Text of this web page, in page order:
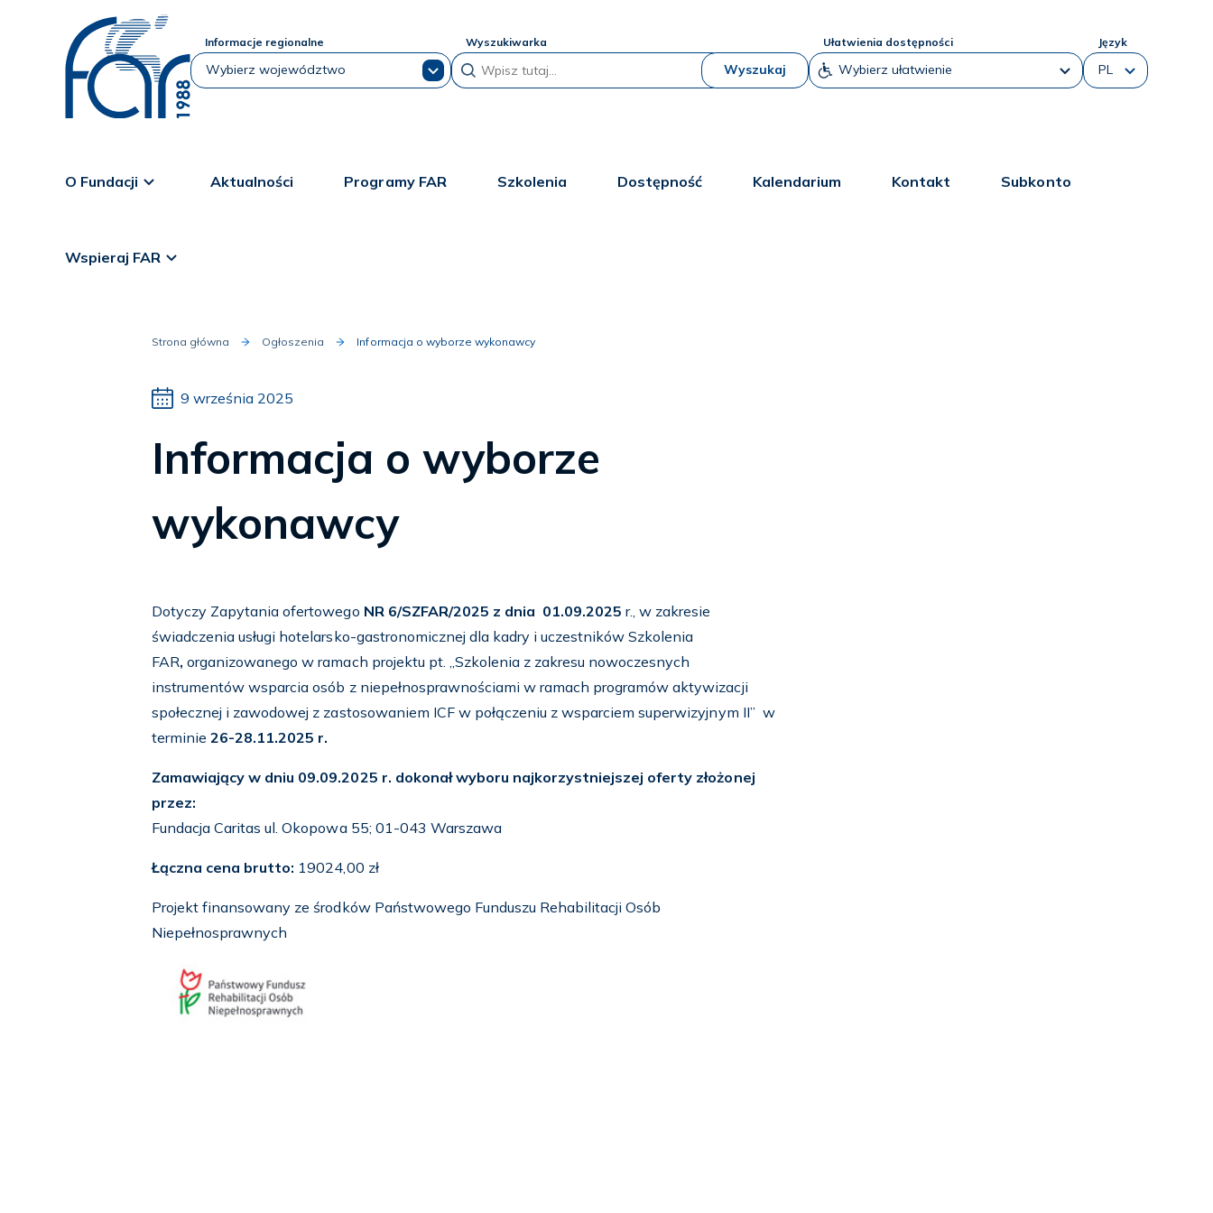
Informacje regionalne Wyszukiwarka
Wyszukaj
Ułatwienia dostępności Język
O Fundacji Aktualności Programy FAR Szkolenia Dostępność Kalendarium Kontakt Subkonto
Wspieraj FAR
Strona główna Ogłoszenia Informacja o wyborze wykonawcy
9 września 2025
Informacja o wyborze
wykonawcy
Dotyczy Zapytania ofertowego NR 6/SZFAR/2025 z dnia 01.09.2025r., w zakresie
świadczenia usługi hotelarsko-gastronomicznej dla kadry i uczestników Szkolenia
FAR, organizowanego w ramach projektu pt. „Szkolenia z zakresu nowoczesnych
instrumentów wsparcia osób z niepełnosprawnościami w ramach programów aktywizacji
społecznej i zawodowej z zastosowaniem ICF w połączeniu z wsparciem superwizyjnym II” w
terminie26-28.11.2025 r.
Zamawiający w dniu 09.09.2025 r. dokonał wyboru najkorzystniejszej oferty złożonej
przez:
Fundacja Caritas ul. Okopowa 55; 01-043 Warszawa
Łączna cena brutto: 19024,00 zł
Projekt finansowany ze środków Państwowego Funduszu Rehabilitacji Osób
Niepełnosprawnych